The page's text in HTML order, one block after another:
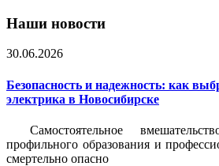
Наши новости
30.06.2026
Безопасность и надежность: как
электрика в Новосибирске
Самостоятельное
профильного образования и
смертельно опасно